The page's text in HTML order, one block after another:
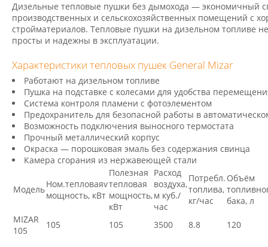
Дизельные тепловые пушки без дымохода — экономичный
производственных и сельскохозяйственных помещений с
стройматериалов. Тепловые пушки на дизельном топливе
просты и надежны в эксплуатации.
Характеристики тепловых пушек General Mizar
Работают на дизельном топливе
Пушка на подставке с колесами для удобства
Система контроля пламени с фотоэлементом
Предохранитель для безопасной работы в
Возможность подключения выносного термостата
Прочный металлический корпус
Окраска — порошковая эмаль без содержания свинца
Камера сгорания из нержавеющей стали
МодельНом.тепловаяv
мощность, кВт
Полезная
тепловая
мощность,
кВт
Расход
воздуха,
м куб./
час
Потребл.
топлива,
кг/час
Объём
бака, л
MIZAR
105
105 105 3500 8.8 120